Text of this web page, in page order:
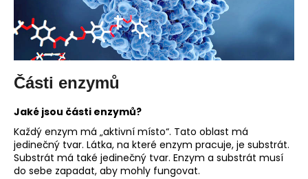
Části enzymů
Jaké jsou části enzymů?
Každý enzym má „aktivní místo“. Tato oblast má
jedinečný tvar. Látka, na které enzym pracuje, je substrát.
Substrát má také jedinečný tvar. Enzym a substrát musí
do sebe zapadat, aby mohly fungovat.